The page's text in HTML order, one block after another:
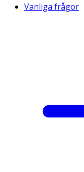
Vanliga frågor